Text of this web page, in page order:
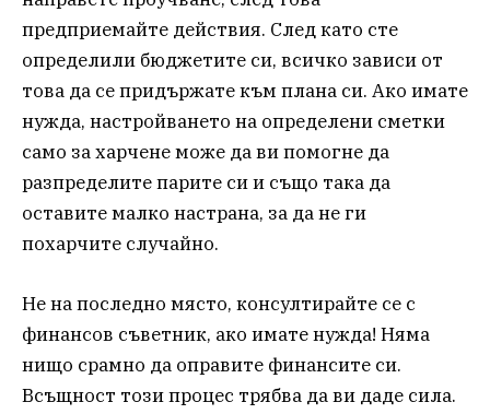
предприемайте действия. След като сте
определили бюджетите си, всичко зависи от
това да се придържате към плана си. Ако имате
нужда, настройването на определени сметки
само за харчене може да ви помогне да
разпределите парите си и също така да
оставите малко настрана, за да не ги
похарчите случайно.
Не на последно място, консултирайте се с
финансов съветник, ако имате нужда! Няма
нищо срамно да оправите финансите си.
Всъщност този процес трябва да ви даде сила.